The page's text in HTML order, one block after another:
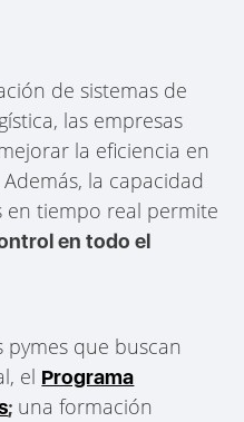
de sistemas de
las empresas
la eficiencia en
la capacidad
tiempo real permite
en todo el
pymes que buscan
el Programa
; una formación